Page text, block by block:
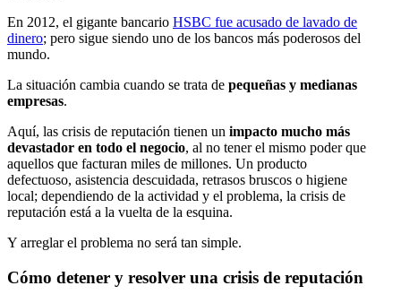
En 2012, el gigante bancario HSBC fue acusado de lavado de
dinero; pero sigue siendo uno de los bancos más poderosos del
mundo.
La situación cambia cuando se trata de pequeñas y medianas
empresas.
Aquí, las crisis de reputación tienen un impacto mucho más
devastador en todo el negocio, al no tener el mismo poder que
aquellos que facturan miles de millones. Un producto
defectuoso, asistencia descuidada, retrasos bruscos o higiene
local; dependiendo de la actividad y el problema, la crisis de
reputación está a la vuelta de la esquina.
Y arreglar el problema no será tan simple.
Cómo detener y resolver una crisis de reputación